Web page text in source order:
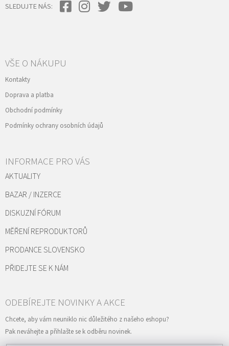
SLEDUJTE NÁS:
VŠE O NÁKUPU
Kontakty
Doprava a platba
Obchodní podmínky
Podmínky ochrany osobních údajů
INFORMACE PRO VÁS
AKTUALITY
BAZAR / INZERCE
DISKUZNÍ FÓRUM
MĚŘENÍ REPRODUKTORŮ
PRODANCE SLOVENSKO
PŘIDEJTE SE K NÁM